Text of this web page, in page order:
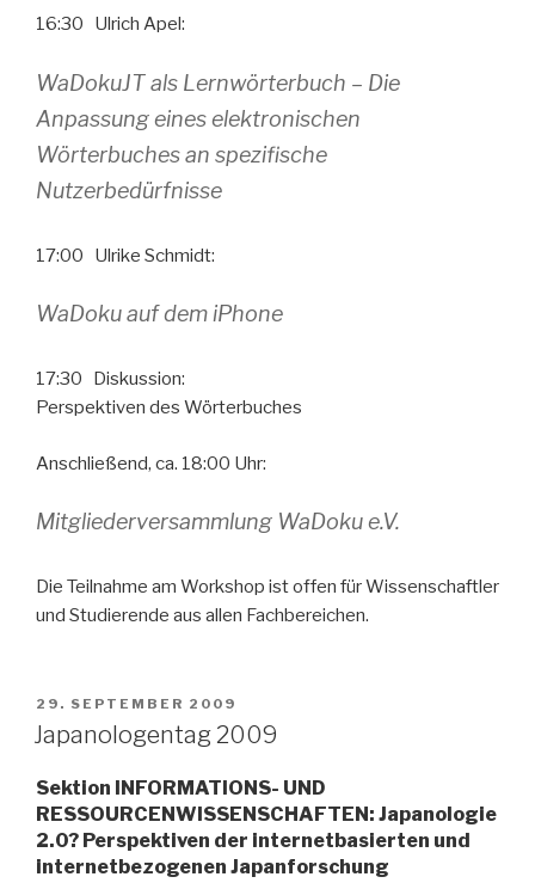
16:30 Ulrich Apel:
WaDokuJT als Lernwörterbuch – Die
Anpassung eines elektronischen
Wörterbuches an spezifische
Nutzerbedürfnisse
17:00 Ulrike Schmidt:
WaDoku auf dem iPhone
17:30 Diskussion:
Perspektiven des Wörterbuches
Anschließend, ca. 18:00 Uhr:
Mitgliederversammlung WaDoku e.V.
Die Teilnahme am Workshop ist offen für Wissenschaftler
und Studierende aus allen Fachbereichen.
VERÖFFENTLICHT
AM
29. SEPTEMBER 2009
Japanologentag 2009
Sektion INFORMATIONS- UND
RESSOURCENWISSENSCHAFTEN: Japanologie
2.0? Perspektiven der internetbasierten und
internetbezogenen Japanforschung